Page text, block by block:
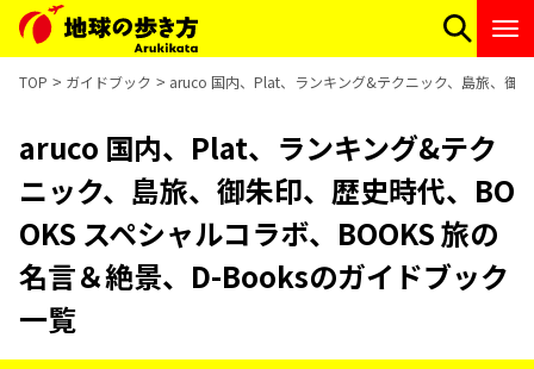
TOP ガイドブック aruco 国内、Plat、ランキング&テクニック、島旅、御
aruco 国内、Plat、ランキング&テク
ニック、島旅、御朱印、歴史時代、BO
OKS スペシャルコラボ、BOOKS 旅の
名言＆絶景、D-Booksのガイドブック
一覧